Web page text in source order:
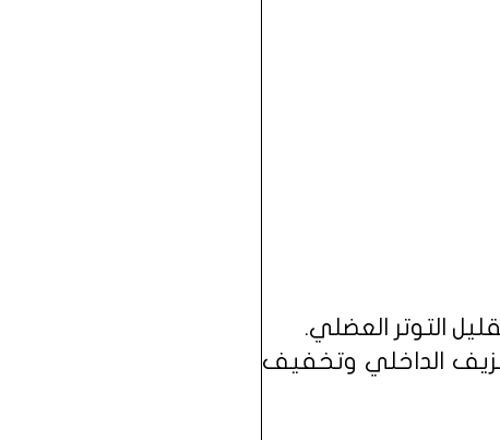
الداخلي وتخفيف